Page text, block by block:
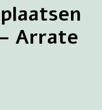
Arrate